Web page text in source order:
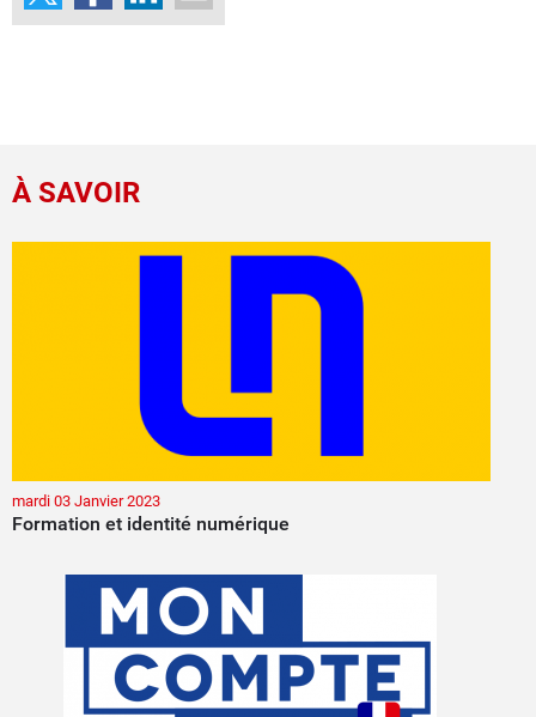
À SAVOIR
mardi 03 Janvier 2023
Formation et identité numérique